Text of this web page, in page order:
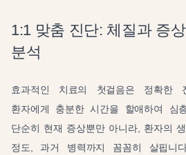
1:1 맞춤 진단: 체질과 증
분석
효과적인 치료의 첫걸음은 정확한
환자에게 충분한 시간을 할애하여 심
단순히 현재 증상뿐만 아니라, 환자의
정도, 과거 병력까지 꼼꼼히 살핍니